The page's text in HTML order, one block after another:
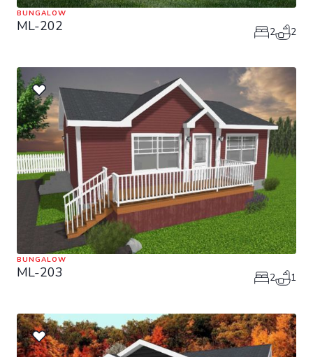
BUNGALOW
ML-202 2 2
BUNGALOW
ML-203 2 1